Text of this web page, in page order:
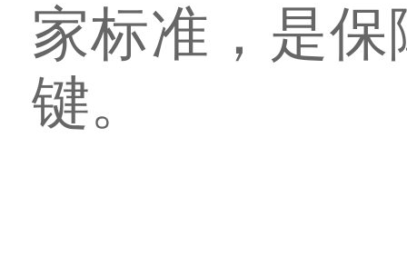
家标准，是
键。